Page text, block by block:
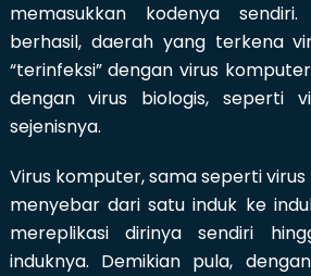
memasukkan kodenya
berhasil, daerah yang terkena
“terinfeksi” dengan virus
dengan virus biologis, seperti
sejenisnya.
Virus komputer, sama seperti
menyebar dari satu induk ke
mereplikasi dirinya sendiri
induknya. Demikian pula,